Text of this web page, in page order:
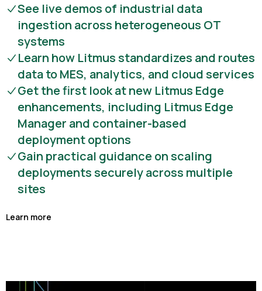
See live demos of industrial data
ingestion across heterogeneous OT
systems
Learn how Litmus standardizes and routes
data to MES, analytics, and cloud services
Get the first look at new Litmus Edge
enhancements, including Litmus Edge
Manager and container-based
deployment options
Gain practical guidance on scaling
deployments securely across multiple
sites
Learn more